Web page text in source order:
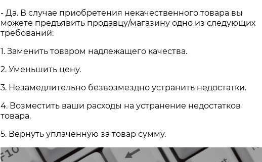
- Да. В случае приобретения некачественного товара вы
можете предъявить продавцу/магазину одно из следующих
требований:
1. Заменить товаром надлежащего качества.
2. Уменьшить цену.
3. Незамедлительно безвозмездно устранить недостатки.
4. Возместить ваши расходы на устранение недостатков
товара.
5. Вернуть уплаченную за товар сумму.